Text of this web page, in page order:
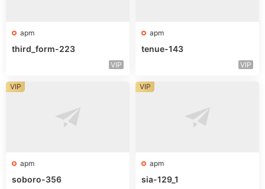
apm
third_form-223
VIP
apm
tenue-143
VIP
apm
soboro-356
VIP
apm
sia-129_1
VIP